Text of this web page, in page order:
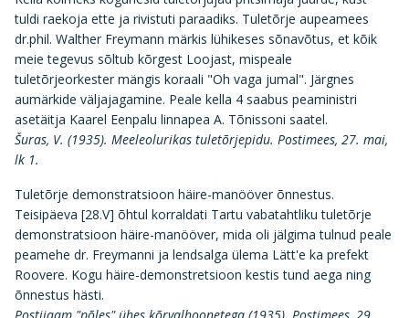
tuldi raekoja ette ja rivistuti paraadiks. Tuletõrje aupeamees
dr.phil. Walther Freymann märkis lühikeses sõnavõtus, et kõik
meie tegevus sõltub kõrgest Loojast, mispeale
tuletõrjeorkester mängis koraali "Oh vaga jumal". Järgnes
aumärkide väljajagamine. Peale kella 4 saabus peaministri
asetäitja Kaarel Eenpalu linnapea A. Tõnissoni saatel.
Šuras, V. (1935). Meeleolurikas tuletõrjepidu. Postimees, 27. mai,
lk 1.
Tuletõrje demonstratsioon häire-manööver õnnestus.
Teisipäeva [28.V] õhtul korraldati Tartu vabatahtliku tuletõrje
demonstratsioon häire-manööver, mida oli jälgima tulnud peale
peamehe dr. Freymanni ja lendsalga ülema Lätt'e ka prefekt
Roovere. Kogu häire-demonstretsioon kestis tund aega ning
õnnestus hästi.